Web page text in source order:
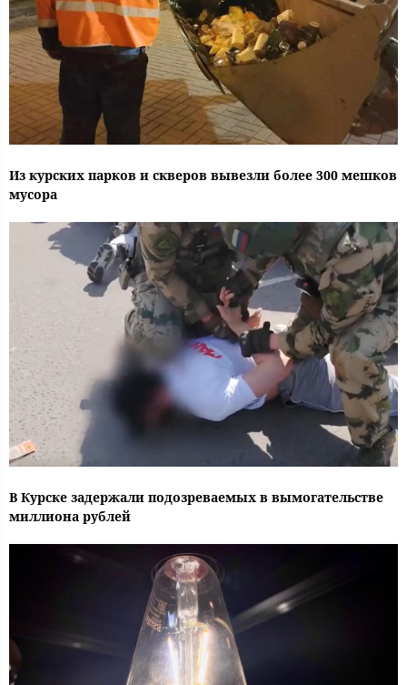
Из курских парков и скверов вывезли более 300 мешков
мусора
В Курске задержали подозреваемых в вымогательстве
миллиона рублей